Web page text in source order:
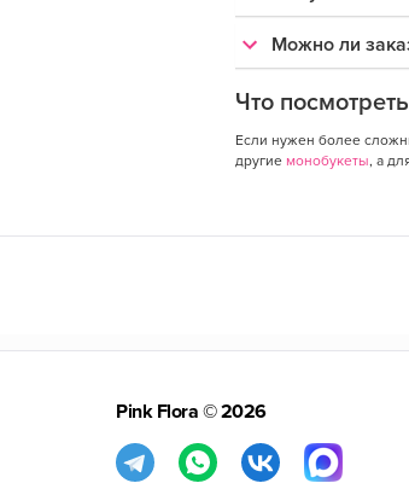
Можно ли
Что
Если нужен более
другие монобукеты, а
Pink Flora © 2026